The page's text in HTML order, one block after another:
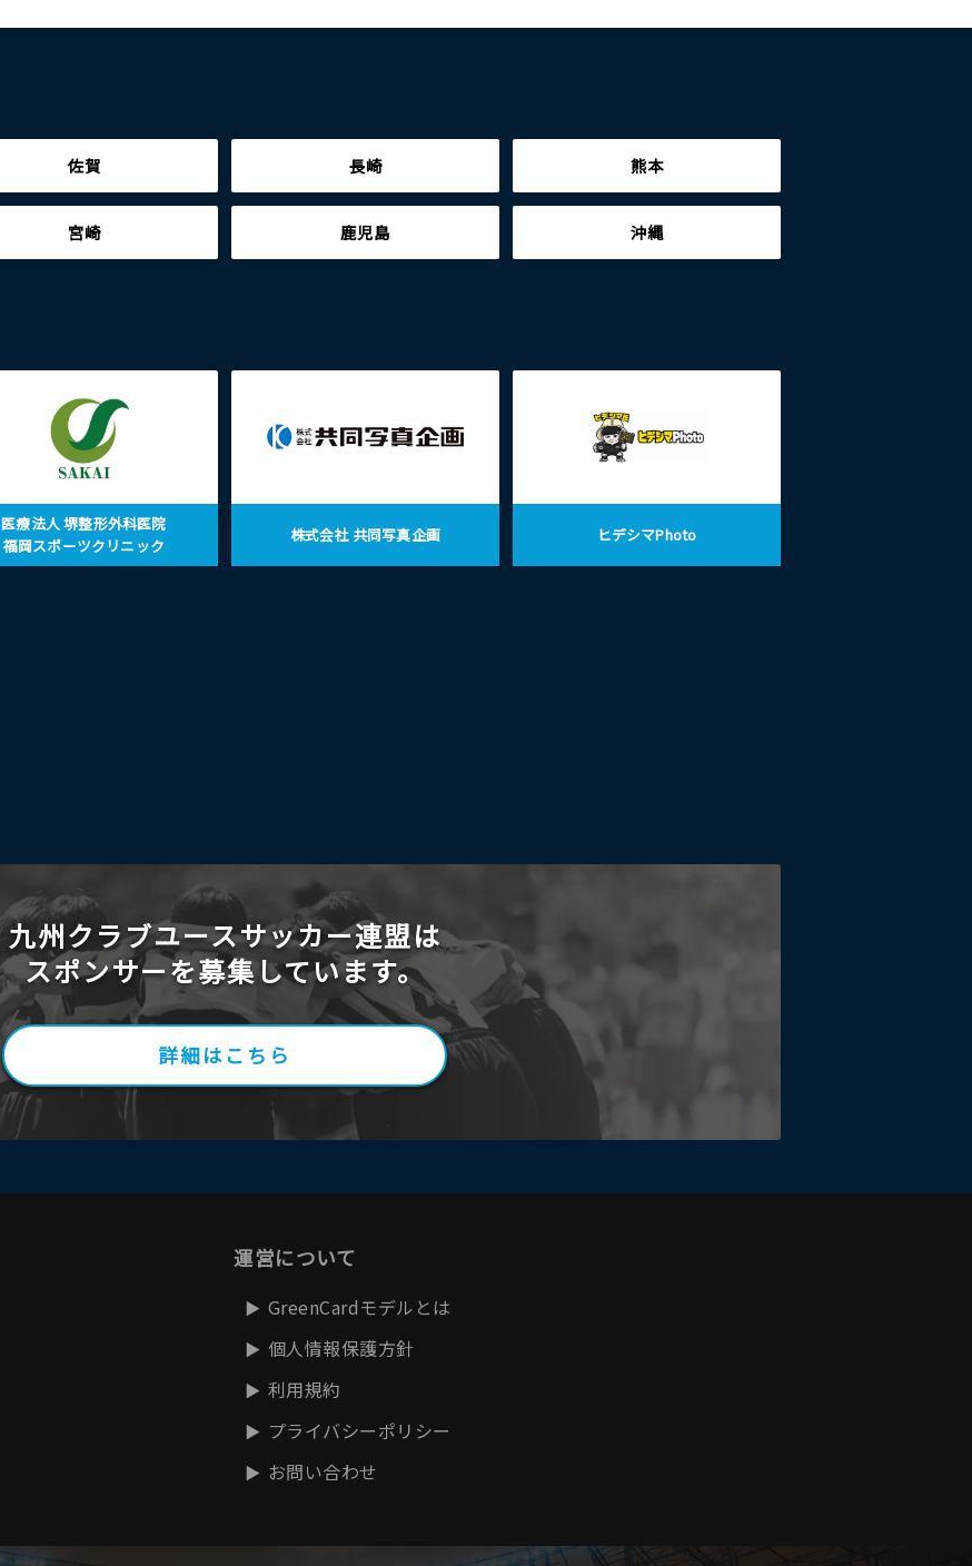
佐賀 長崎 熊本
宮崎 鹿児島 沖縄
医療法人 堺整形外科医院
福岡スポーツクリニック
株式会社 共同写真企画 ヒデシマPhoto
九州クラブユースサッカー連盟は
スポンサーを募集しています。
詳細はこちら
運営について
GreenCardモデルとは
個人情報保護方針
利用規約
プライバシーポリシー
お問い合わせ